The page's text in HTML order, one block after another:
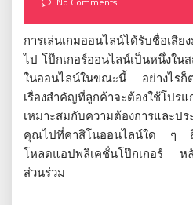
การเล่นเกมออนไลน์ได้รับชื่อเสีย
ไป โป๊กเกอร์ออนไลน์เป็นหนึ่งใ
ในออนไลน์ในขณะนี้ อย่างไรก็ต
เรื่องสำคัญที่ลูกค้าจะต้องใช้โปร
เหมาะสมกับความต้องการและป
คุณไปที่คาสิโนออนไลน์ใด ๆ
โหลดแอปพลิเคชั่นโป๊กเกอร์ ห
ส่วนร่วม